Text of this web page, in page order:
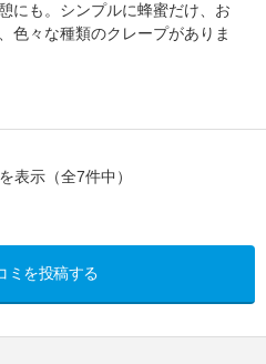
にも。シンプルに蜂蜜だけ、お
色々な種類のクレープがありま
表示（全7件中）
ミを投稿する